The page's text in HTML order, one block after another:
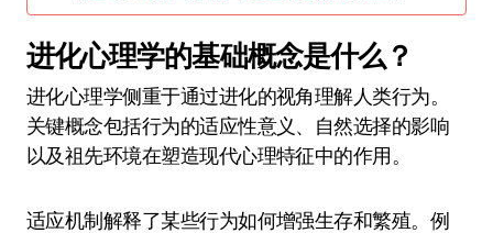
进化心理学的基础概念是什么？
进化心理学侧重于通过进化的视角理解人类行为。
关键概念包括行为的适应性意义、自然选择的影响
以及祖先环境在塑造现代心理特征中的作用。
适应机制解释了某些行为如何增强生存和繁殖。例